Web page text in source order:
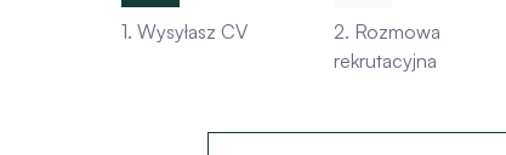
1. Wysyłasz CV
2. Rozmowa
rekrutacyjna